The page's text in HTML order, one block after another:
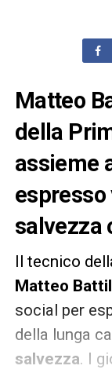
Matteo
della
assieme
salvezza
Il tecnico
Matteo
social per
della lunga
salvezza. I